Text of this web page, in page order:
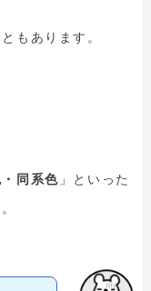
もあります。
・同系色 」といった